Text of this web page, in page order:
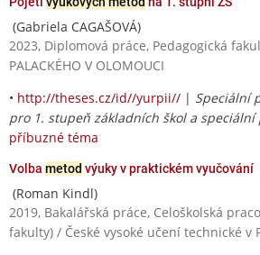
(Gabriela CAGAŠOVÁ)
2023, Diplomová práce, Pedagogická
PALACKÉHO V OLOMOUCI
• http://theses.cz/id//yurpii// | Speciální
pro 1. stupeň základních škol a speciální
příbuzné téma
Volba metod výuky v praktickém vyučování
(Roman Kindl)
2019, Bakalářská práce, Celoškolská
fakulty) / České vysoké učení technické v